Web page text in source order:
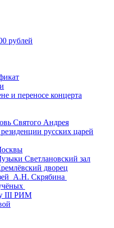
рублей
и переносе концерта
Святого Андрея
русских царей
Светлановский зал
дворец
А.Н. Скрябина
III РИМ